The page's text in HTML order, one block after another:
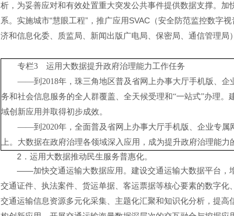
析，为妥善应对和有效处置重大突发公共事件提供数据支撑。
系。实施城市“慧眼工程”，推广应用SVAC（安全防范监控数字
济和信息化委、质监局、新闻出版广电局、保密局、通信管理局）
专栏3 运用大数据提升政府治理能力工作任务
——到2018年，珠三角地区普及省网上办事大厅手机版、企
务和社会信息服务的全人群覆盖、全天候受理和“一站式”办理
域创新应用并取得初步成效。
——到2020年，全面普及省网上办事大厅手机版、企业专属
上。大数据在政府治理各领域深入应用，成为提升政府治理能力
2．运用大数据推动民生服务普惠化。
——加快交通运输大数据应用。建设交通运输大数据平台，
交通证件、执法案件、货运单据、客运票据等核心要素的数字
交通运输信息资源多元化采集、主题化汇聚和知识化分析，提